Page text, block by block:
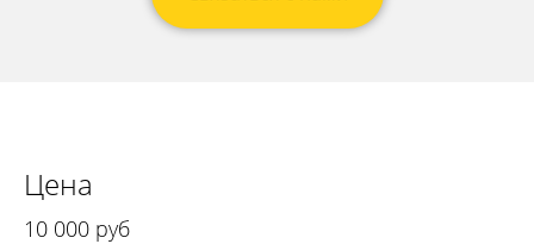
Цена
10 0 00 руб